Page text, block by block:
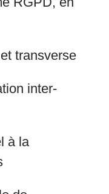
transverse
inter-
à la